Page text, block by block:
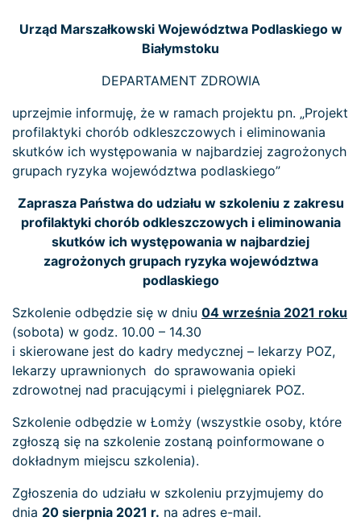
Urząd Marszałkowski Województwa Podlaskiego w
Białymstoku
DEPARTAMENT ZDROWIA
uprzejmie informuję, że w ramach projektu pn. „Projekt
profilaktyki chorób odkleszczowych i eliminowania
skutków ich występowania w najbardziej zagrożonych
grupach ryzyka województwa podlaskiego”
Zaprasza Państwa do udziału w szkoleniu z zakresu
profilaktyki chorób odkleszczowych i eliminowania
skutków ich występowania w najbardziej
zagrożonych grupach ryzyka województwa
podlaskiego
Szkolenie odbędzie się w dniu 04 września 2021 roku
(sobota) w godz. 10.00 – 14.30
i skierowane jest do kadry medycznej – lekarzy POZ,
lekarzy uprawnionych do sprawowania opieki
zdrowotnej nad pracującymi i pielęgniarek POZ.
Szkolenie odbędzie w Łomży (wszystkie osoby, które
zgłoszą się na szkolenie zostaną poinformowane o
dokładnym miejscu szkolenia).
Zgłoszenia do udziału w szkoleniu przyjmujemy do
dnia 20 sierpnia 2021 r. na adres e-mail.